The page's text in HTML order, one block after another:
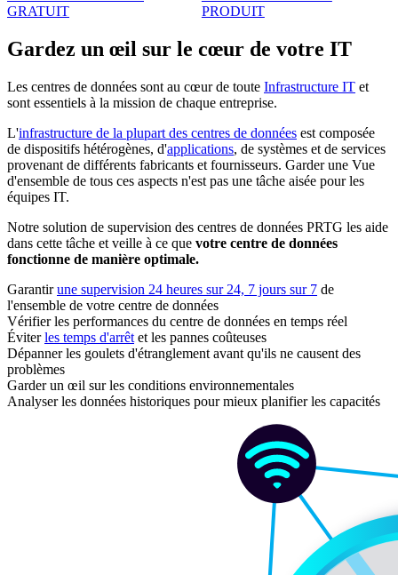
GRATUIT
PRODUIT
Gardez un œil sur le cœur de votre IT
Les centres de données sont au cœur de toute Infrastructure IT et
sont essentiels à la mission de chaque entreprise.
L'infrastructure de la plupart des centres de données est composée
de dispositifs hétérogènes, d'applications, de systèmes et de services
provenant de différents fabricants et fournisseurs. Garder une Vue
d'ensemble de tous ces aspects n'est pas une tâche aisée pour les
équipes IT.
Notre solution de supervision des centres de données PRTG les aide
dans cette tâche et veille à ce que votre centre de données
fonctionne de manière optimale.
Garantirune supervision 24 heures sur 24, 7 jours sur 7 de
l'ensemble de votre centre de données
Vérifier les performances du centre de données en temps réel
Éviterles temps d'arrêt et les pannes coûteuses
Dépanner les goulets d'étranglement avant qu'ils ne causent des
problèmes
Garder un œil sur les conditions environnementales
Analyser les données historiques pour mieux planifier les capacités